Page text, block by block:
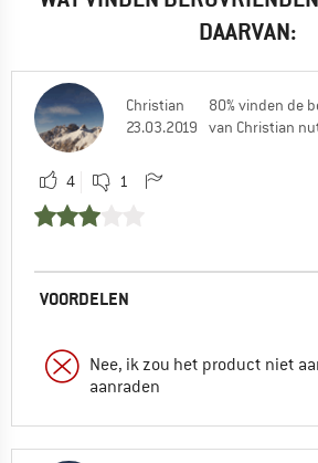
DAARVAN:
Christian
23.03.2019
80% vinden de
van Christian
4 1
VOORDELEN
Nee, ik zou het product niet
aanraden